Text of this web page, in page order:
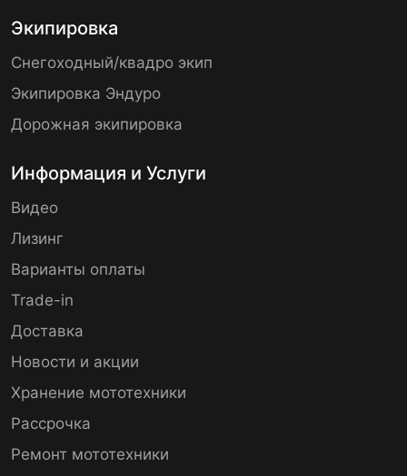
Экипировка
Снегоходный/квадро экип
Экипировка Эндуро
Дорожная экипировка
Информация и Услуги
Видео
Лизинг
Варианты оплаты
Trade-in
Доставка
Новости и акции
Хранение мототехники
Рассрочка
Ремонт мототехники